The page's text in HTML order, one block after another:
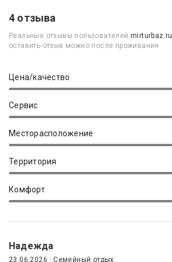
4 отзыва
Реальные отзывы пользователейmirturbaz.ru
оставить отзыв можно после проживания
Цена/качество
Сервис
Месторасположение
Территория
Комфорт
Надежда
23.06.2026 · Семейный отдых